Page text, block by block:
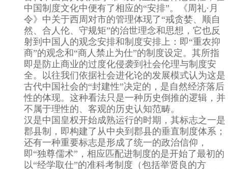
中国制度文化中便有了相应的“安排”。《周礼·月
令》中关于西周对市的管理体现了“戒贪婪、顺自
然、合人伦、守规矩”的治世理念和思想，它也反
射到中国人的观念安排和制度安排上：即“重农抑
商”的观念和“商人禁止为仕”的制度设定。其所指
即是防止商业的过度化侵袭到社会伦理与制度安
全。以往我们依据社会进化论的发展模式认为这是
古代中国社会的“封建性”决定的，是自然经济落后
性的体现。这种看法只是一种历史倒推的逻辑，并
不属于理性的、客观的历史认知范畴。
汉是中国皇权开始成熟运行的时期，其标志之一是
郡县制，即构建了从中央到郡县的垂直制度体系；
还有一种重要标志是形成了统一的政治信仰，
即“独尊儒术”，相应匹配进制度的是开始了最初的
以“经学取仕”的准科考制度（包括举贤良的方